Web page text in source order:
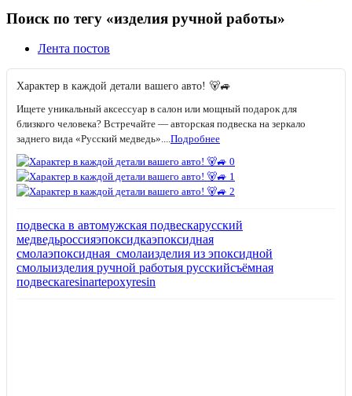
Поиск по тегу «изделия ручной работы»
Лента постов
Характер в каждой детали вашего авто! 🐻🚙
Ищете уникальный аксессуар в салон или мощный подарок для
близкого человека? Встречайте — авторская подвеска на зеркало
заднего вида «Русский медведь»....Подробнее
подвеска в автомужская подвескарусский
медведьроссияэпоксидкаэпоксидная
смолаэпоксидная_смолаизделия из эпоксидной
смолыизделия ручной работыя русскийсъёмная
подвескаresinartepoxyresin